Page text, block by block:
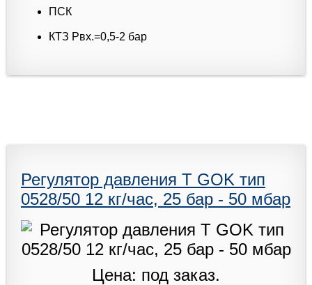
ПСК
КТЗ Pвх.=0,5-2 бар
Регулятор давления T GOK тип
0528/50 12 кг/час, 25 бар - 50 мбар
Цена: под заказ.